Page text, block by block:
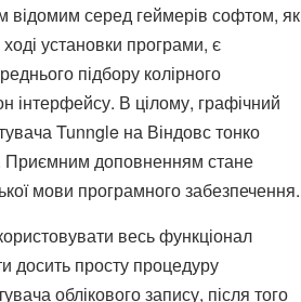
відомим серед геймерів софтом, як
установки програми, є
підбору колірного
інтерфейсу. В цілому, графічний
Tunngle на Віндовс тонко
Приємним доповненням стане
мови програмного забезпечення.
весь функціонал
досить просту процедуру
облікового запису, після того